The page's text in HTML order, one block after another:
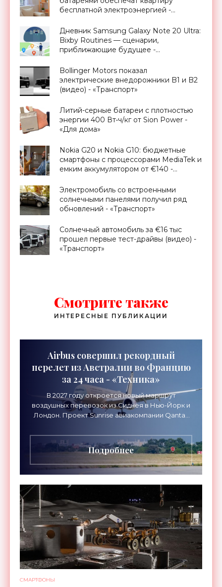
бесплатной электроэнергией -
Дневник Samsung Galaxy Note 20 Ultra:
Bixby Routines — сценарии,
приближающие будущее -
Bollinger Motors показал
электрические внедорожники B1 и B2
(видео) - «Транспорт»
Литий-серные батареи с плотностью
энергии 400 Вт•ч/кг от Sion Power -
«Для дома»
Nokia G20 и Nokia G10: бюджетные
смартфоны с процессорами MediaTek и
емким аккумулятором от €140 -
Электромобиль со встроенными
солнечными панелями получил ряд
обновлений - «Транспорт»
Солнечный автомобиль за €16 тыс
прошел первые тест-драйвы (видео) -
«Транспорт»
Смотрите также
ИНТЕРЕСНЫЕ ПУБЛИКАЦИИ
Airbus совершил рекордный
перелет из Австралии во Францию
за 24 часа - «Техника»
В 2027 году откроется новый маршрут
воздушных перевозок из Сиднея в Нью-Йорк и
Лондон. Проект Sunrise авиакомпании Qantas
длительностью до 24
Подробнее
СМАРТФОНЫ